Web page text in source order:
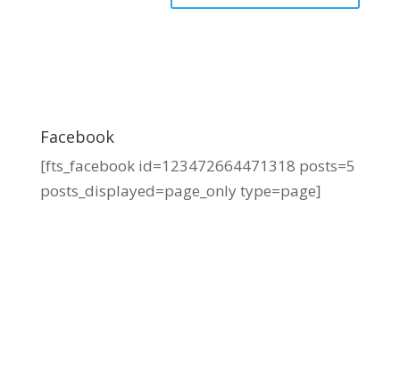
Facebook
[fts_facebook id=123472664471318 posts=5
posts_displayed=page_only type=page]